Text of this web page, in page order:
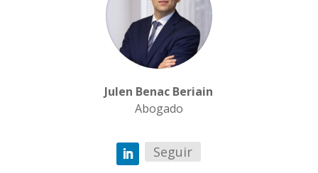
Julen Benac Beriain
Abogado
Seguir